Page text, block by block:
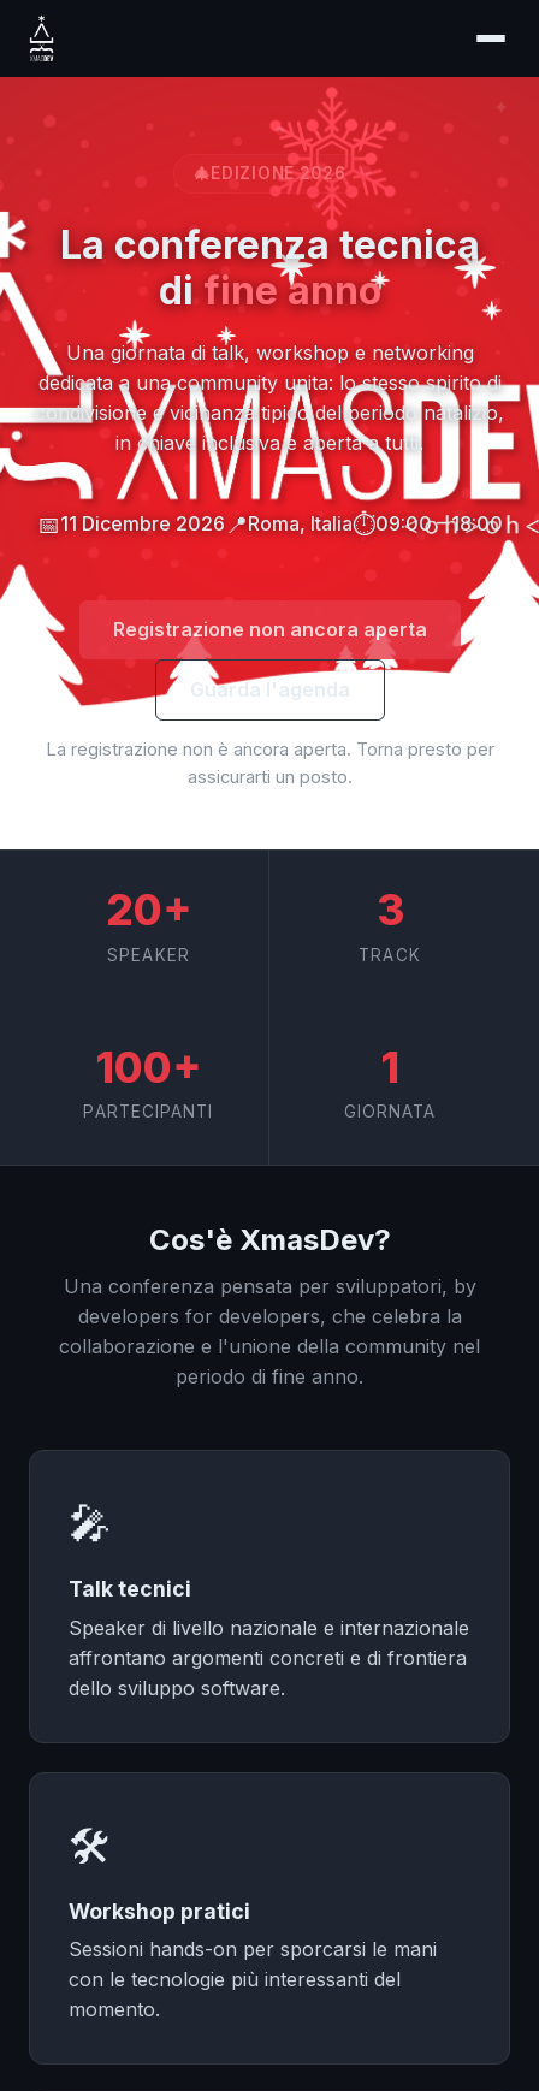
🎄 EDIZIONE 2026
La conferenza tecnica
difine anno
Una giornata di talk, workshop e networking
dedicata a una community unita: lo stesso spirito di
condivisione e vicinanza tipico del periodo natalizio,
in chiave inclusiva e aperta a tutti.
📅11 Dicembre 2026 📍Roma, Italia⏱09:00 – 18:00
Registrazione non ancora aperta
Guarda l'agenda
La registrazione non è ancora aperta. Torna presto per
assicurarti un posto.
20+
SPEAKER
3
TRACK
100+
PARTECIPANTI
1
GIORNATA
Cos'è XmasDev?
Una conferenza pensata per sviluppatori, by
developers for developers, che celebra la
collaborazione e l'unione della community nel
periodo di fine anno.
🎤
Talk tecnici
Speaker di livello nazionale e internazionale
affrontano argomenti concreti e di frontiera
dello sviluppo software.
🛠
Workshop pratici
Sessioni hands-on per sporcarsi le mani
con le tecnologie più interessanti del
momento.